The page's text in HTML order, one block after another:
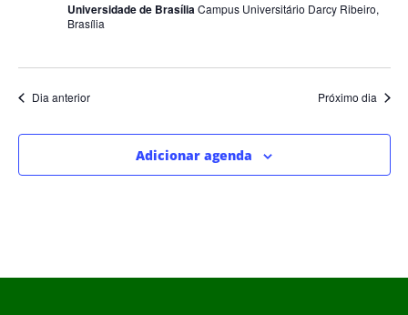
Universidade de BrasíliaCampus Universitário Darcy Ribeiro,
Brasília
Dia anterior Próximo dia
Adicionar agenda